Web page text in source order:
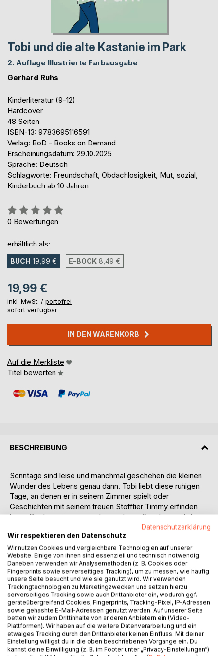
Tobi und die alte Kastanie im Park
2. Auflage Illustrierte Farbausgabe
Gerhard Ruhs
Kinderliteratur (9-12)
Hardcover
48 Seiten
ISBN-13: 9783695116591
Verlag: BoD - Books on Demand
Erscheinungsdatum: 29.10.2025
Sprache: Deutsch
Schlagworte: Freundschaft, Obdachlosigkeit, Mut, sozial,
Kinderbuch ab 10 Jahren
Bewertung::
0%
0 Bewertungen
erhältlich als:
BUCH 19,99 € E-BOOK 8,49 €
19,99 €
inkl. MwSt. / portofrei
sofort verfügbar
IN DEN WARENKORB
Auf die Merkliste
Titel bewerten
BESCHREIBUNG
Sonntage sind leise und manchmal geschehen die kleinen
Wunder des Lebens genau dann. Tobi liebt diese ruhigen
Tage, an denen er in seinem Zimmer spielt oder
Geschichten mit seinem treuen Stofftier Timmy erfinden
kann. Doch an einem ganz besonderen Sonntag wartet ein
echtes Abenteuer auf ihm: ein alter Mann, der auf einer
Bank im Park sitzt, mit einem grauen, wirren Bart, einem
alten Mantel und einem kleinen Spatz, der ihm überall folgt.
Mama bringt jeden Sonntag eine Tasche voller Essen für
ihn, einen alten Mann auf der Parkbank und Tobi beginnt,
neugierig zuzusehen, zu fragen und zu entdecken. Er
erfährt, dass der Mann viel verloren hat, aber dennoch
Momente voller Wärme und Freundlichkeit schenken kann.
Durch ihre Begegnungen lernt Tobi, dass Mut,
Freundschaft und Hoffnung selbst in kleinen Gesten und
stillen Momenten wachsen und dass Menschen, die unser
Herz berühren, auch dann weiter bei uns sind, wenn sie
nicht mehr da sind.
Datenschutzerklärung
Wir respektieren den Datenschutz
Wir nutzen Cookies und vergleichbare Technologien auf unserer
Website. Einige von ihnen sind essenziell und technisch notwendig.
Daneben verwenden wir Analysemethoden (z. B. Cookies oder
Fingerprints sowie serverseitiges Tracking), um zu messen, wie häufig
unsere Seite besucht und wie sie genutzt wird. Wir verwenden
Trackingtechnologien zu Marketingzwecken und setzen hierzu
serverseitiges Tracking sowie auch Drittanbieter ein, wodurch ggf.
geräteübergreifend Cookies, Fingerprints, Tracking-Pixel, IP-Adressen
sowie gehashte E-Mail-Adressen genutzt werden. Auf unserer Seite
betten wir zudem Drittinhalte von anderen Anbietern ein (Video-
Plattformen). Wir haben auf die weitere Datenverarbeitung und ein
etwaiges Tracking durch den Drittanbieter keinen Einfluss. Mit deiner
Einstellung willigst du in die oben beschriebenen Vorgänge ein. Du
kannst deine Einwilligung (z. B. im Footer unter „Privacy-Einstellungen“)